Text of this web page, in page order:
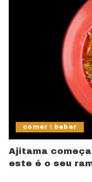
comer \ beber
Ajitama
este é o seu